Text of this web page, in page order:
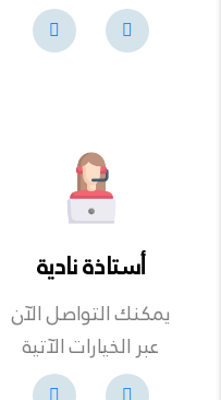
أستاذة نادية
يمكنك التواصل الآن
عبر الخيارات الآتية